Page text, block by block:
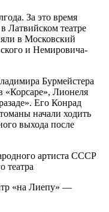
За это время
Латвийском театре
в Московский
и Немировича-
Бурмейстера
«Корсаре», Лионеля
Его Конрад
начали ходить
выхода после
«на Лиепу» —